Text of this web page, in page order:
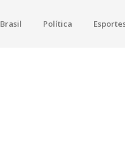
saúde, esportes,
Brasil Política